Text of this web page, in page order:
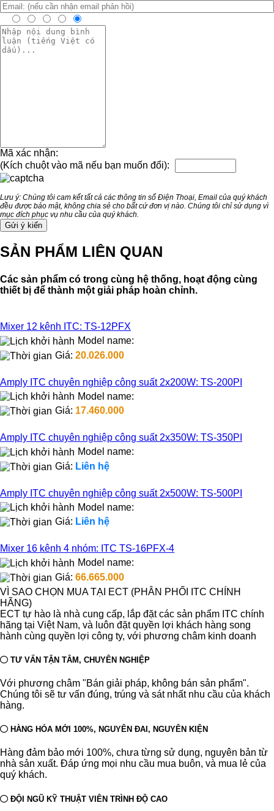
Mã xác nhận:
(Kích chuột vào mã nếu bạn muốn đổi):
Lưu ý: Chúng tôi cam kết tất cả các thông tin số Điện Thoại, Email của quý khách
đều được bảo mật, không chia sẻ cho bất cứ đơn vị nào. Chúng tôi chỉ sử dụng vì
mục đích phục vụ nhu cầu của quý khách.
SẢN PHẨM LIÊN QUAN
Các sản phẩm có trong cùng hệ thống, hoạt động cùng
thiết bị để thành một giải pháp hoàn chỉnh.
Mixer 12 kênh ITC: TS-12PFX
Model name:
Giá: 20.026.000
Amply ITC chuyên nghiệp công suất 2x200W: TS-200PI
Model name:
Giá: 17.460.000
Amply ITC chuyên nghiệp công suất 2x350W: TS-350PI
Model name:
Giá: Liên hệ
Amply ITC chuyên nghiệp công suất 2x500W: TS-500PI
Model name:
Giá: Liên hệ
Mixer 16 kênh 4 nhóm: ITC TS-16PFX-4
Model name:
Giá: 66.665.000
VÌ SAO CHỌN MUA TẠI ECT (PHÂN PHỐI ITC CHÍNH
HÃNG)
ECT tự hào là nhà cung cấp, lắp đặt các sản phẩm ITC chính
hãng tại Việt Nam, và luôn đặt quyền lợi khách hàng song
hành cùng quyền lợi công ty, với phương châm kinh doanh
TƯ VẤN TẬN TÂM, CHUYÊN NGHIỆP
Với phương châm "Bán giải pháp, không bán sản phẩm".
Chúng tôi sẽ tư vấn đúng, trúng và sát nhất nhu cầu của khách
hàng.
HÀNG HÓA MỚI 100%, NGUYÊN ĐAI, NGUYÊN KIỆN
Hàng đảm bảo mới 100%, chưa từng sử dụng, nguyên bản từ
nhà sản xuất. Đáp ứng mọi nhu cầu mua buôn, và mua lẻ của
quý khách.
ĐỘI NGŨ KỸ THUẬT VIÊN TRÌNH ĐỘ CAO